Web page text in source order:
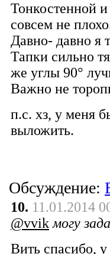
Тонкостенной
совсем не
Давно- давно я
Тапки сильно
же углы 90°
Важно не
п.с. хз, у меня
выложить.
Обсуждение:
10. 11.01.2014
@vvik могу
Вить спасибо,